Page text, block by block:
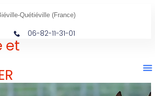
Quétiéville (France)
06-82-11-31-01
et